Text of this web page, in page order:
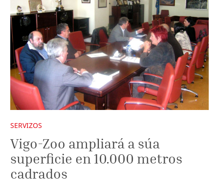
SERVIZOS
Vigo-Zoo ampliará a súa
superficie en 10.000 metros
cadrados